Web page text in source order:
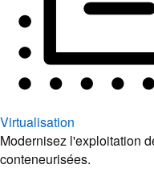
Virtualisation
Modernisez l'exploitation
conteneurisées.